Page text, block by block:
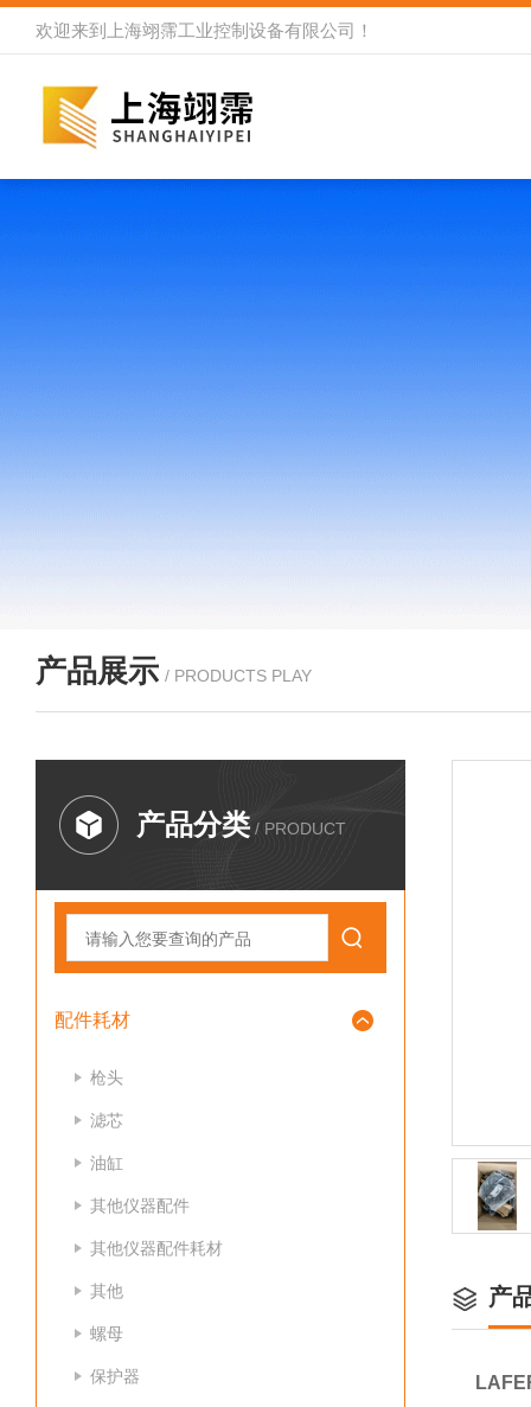
欢迎来到 上海翊霈工业控制设备有限公司 ！
产品展示 / PRODUCTS PLAY
产品分类 / PRODUCT
配件耗材
枪头
滤芯
油缸
其他仪器配件
其他仪器配件耗材
其他
螺母
保护器
产